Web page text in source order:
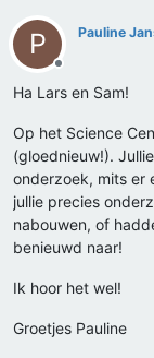
P
Offline
Pauline
Ha Lars en Sam!
Op het Science
(gloednieuw!).
onderzoek, mits er
jullie precies
nabouwen, of
benieuwd naar!
Ik hoor het wel!
Groetjes Pauline